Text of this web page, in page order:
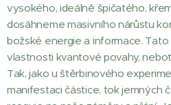
vysokého, ideálně špičatého,
dosáhneme masivního nárůstu
božské energie a informace.
vlastnosti kvantové povahy,
Tak, jako u štěrbinového
manifestaci částice, tok jemných